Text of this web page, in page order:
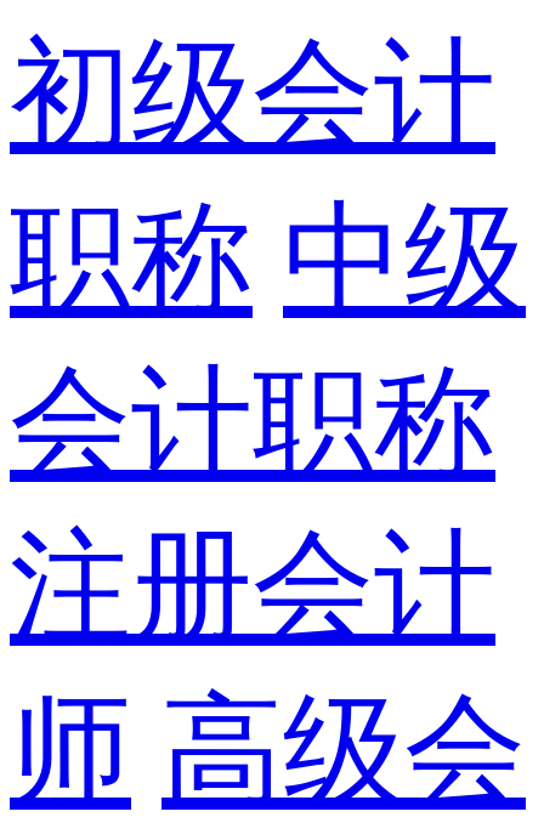
初级会计
职称 中级
会计职称
注册会计
师 高级会